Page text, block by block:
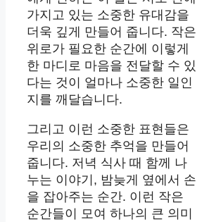
가지고 있는 소중한 유대감을
더욱 깊게 만들어 줍니다. 작은
위로가 필요한 순간에 이렇게
한 마디로 마음을 전달할 수 있
다는 것이 얼마나 소중한 일인
지를 깨달습니다.
그리고 이런 소중한 표현들은
우리의 소중한 추억을 만들어
줍니다. 저녁 식사 때 함께 나
누는 이야기, 밤늦게 옆에서 손
을 잡아주는 순간. 이런 작은
순간들이 모여 하나의 큰 의미